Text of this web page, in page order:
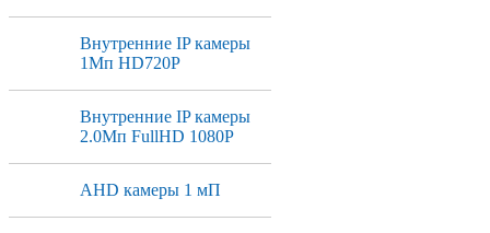
Внутренние IP камеры
1Мп HD720P
Внутренние IP камеры
2.0Мп FullHD 1080P
AHD камеры 1 мП